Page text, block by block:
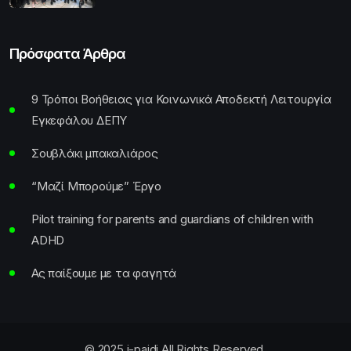
Πρόσφατα Άρθρα
9 Τρόποι Βοήθειας για Κοινωνικά Αποδεκτή Λειτουργία
Εγκεφάλου ΔΕΠΥ
Σουβλάκι μπακαλιάρος
“Μαζί Μπορούμε” Έργο
Pilot training for parents and guardians of children with
ADHD
Ας παίξουμε με τα φαγητά